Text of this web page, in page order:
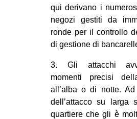
qui derivano i
negozi gestiti da
ronde per il controllo
di gestione di
3. Gli attacchi
momenti precisi
all’alba o di notte. Ad
dell’attacco su larga
quartiere che gli è